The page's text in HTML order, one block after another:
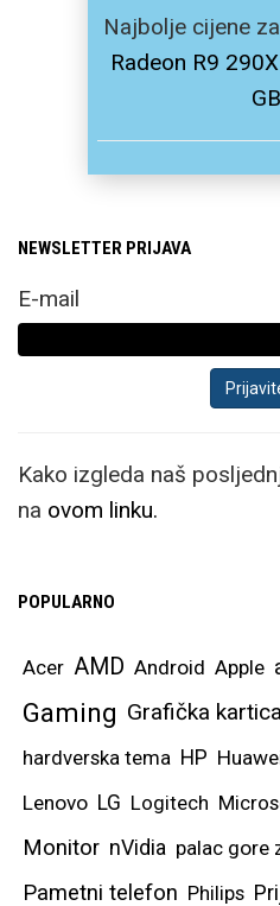
Najbolje cijene za
Radeon R9
GB
NEWSLETTER PRIJAVA
E-mail
Kako izgleda naš
na ovom linku.
POPULARNO
Acer AMD Android Apple
Gaming Grafička kartica
hardverska tema HP
Lenovo LG Logitech
Monitor nVidia palac gore
Pametni telefon Philips